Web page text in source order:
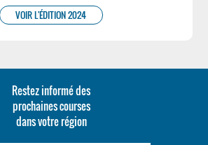
VOIR L'ÉDITION 2024
Restez informé des
prochaines courses
dans votre région